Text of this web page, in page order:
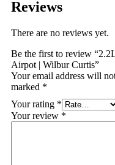
Reviews
There are no reviews yet.
Be the first to review
Airpot | Wilbur Curtis”
Your email address will
marked *
Your rating *
Your review *